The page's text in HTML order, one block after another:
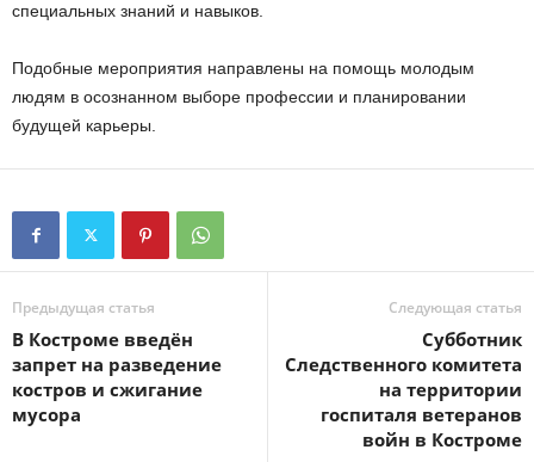
специальных знаний и навыков.
Подобные мероприятия направлены на помощь молодым
людям в осознанном выборе профессии и планировании
будущей карьеры.
Предыдущая статья
В Костроме введён
запрет на разведение
костров и сжигание
мусора
Следующая статья
Субботник
Следственного комитета
на территории
госпиталя ветеранов
войн в Костроме